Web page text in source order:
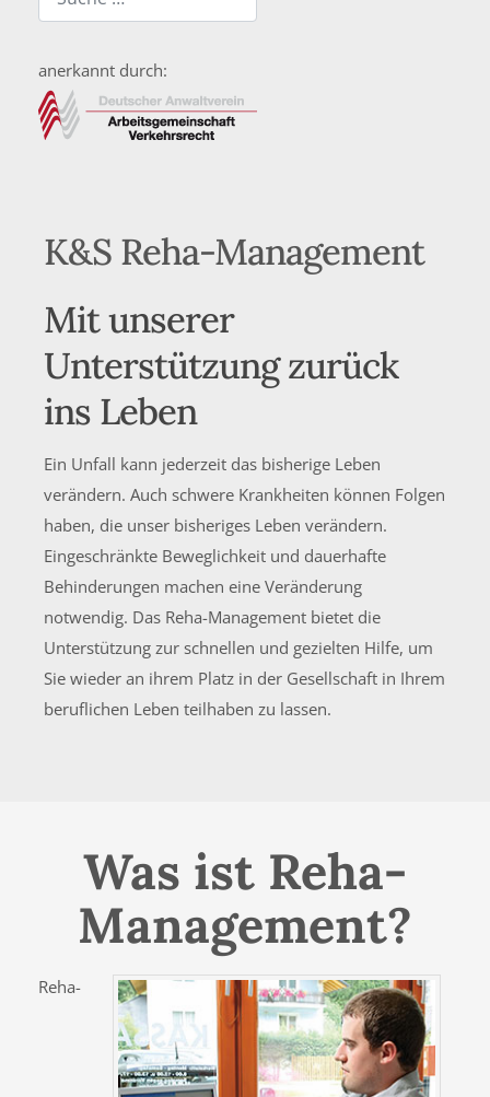
anerkannt durch:
K&S Reha-Management
Mit unserer
Unterstützung zurück
ins Leben
Ein Unfall kann jederzeit das bisherige Leben
verändern. Auch schwere Krankheiten können Folgen
haben, die unser bisheriges Leben verändern.
Eingeschränkte Beweglichkeit und dauerhafte
Behinderungen machen eine Veränderung
notwendig. Das Reha-Management bietet die
Unterstützung zur schnellen und gezielten Hilfe, um
Sie wieder an ihrem Platz in der Gesellschaft in Ihrem
beruflichen Leben teilhaben zu lassen.
Was ist Reha-
Management?
Reha-